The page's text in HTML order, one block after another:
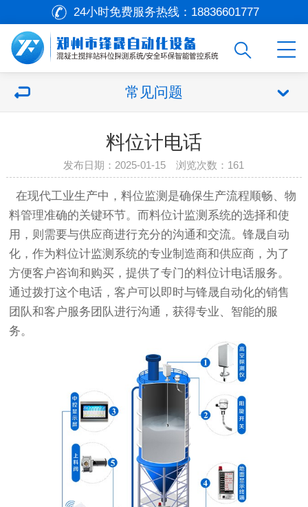
24小时免费服务热线： 18836601777
常见问题
料位计电话
发布日期：2025-01-15 浏览次数：161
在现代工业生产中，料位监测是确保生产流程顺畅、物
料管理准确的关键环节。而料位计监测系统的选择和使
用，则需要与供应商进行充分的沟通和交流。锋晟自动
化 ，作为料位计监测系统的专业制造商和供应商，为了
方便客户咨询和购买，提供了专门的料位计电话服务。
通过拨打这个电话，客户可以即时与锋晟自动化的销售
团队和客户服务团队进行沟通，获得专业、智能的服
务。